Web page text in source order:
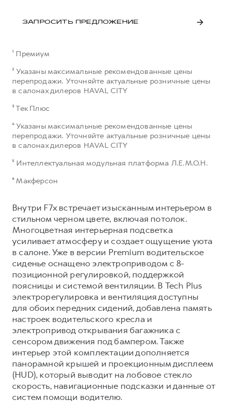
ЗАПРОСИТЬ ПРЕДЛОЖЕНИЕ
¹ Премиум
² Указаны максимальные рекомендованные цены
перепродажи. Уточняйте актуальные розничные цены
в салонах дилеров HAVAL CITY
³ Тек Плюс
⁴ Указаны максимальные рекомендованные цены
перепродажи. Уточняйте актуальные розничные цены
в салонах дилеров HAVAL CITY
⁵ Интеллектуальная модульная платформа Л.Е.М.О.Н.
⁶ Макферсон
Внутри F7x встречает изысканным интерьером в
стильном черном цвете, включая потолок.
Многоцветная интерьерная подсветка
усиливает атмосферу и создает ощущение уюта
в салоне. Уже в версии Premium водительское
сиденье оснащено электроприводом с 8-
позиционной регулировкой, поддержкой
поясницы и системой вентиляции. В Tech Plus
электрорегулировка и вентиляция доступны
для обоих передних сидений, добавлена память
настроек водительского кресла и
электропривод открывания багажника с
сенсором движения под бампером. Также
интерьер этой комплектации дополняется
панорамной крышей и проекционным дисплеем
(HUD), который выводит на лобовое стекло
скорость, навигационные подсказки и данные от
систем помощи водителю.